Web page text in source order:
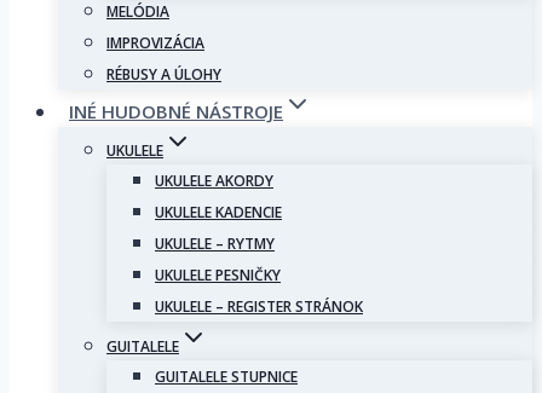
MELÓDIA
IMPROVIZÁCIA
RÉBUSY A ÚLOHY
INÉ HUDOBNÉ NÁSTROJE
UKULELE
UKULELE AKORDY
UKULELE KADENCIE
UKULELE – RYTMY
UKULELE PESNIČKY
UKULELE – REGISTER STRÁNOK
GUITALELE
GUITALELE STUPNICE